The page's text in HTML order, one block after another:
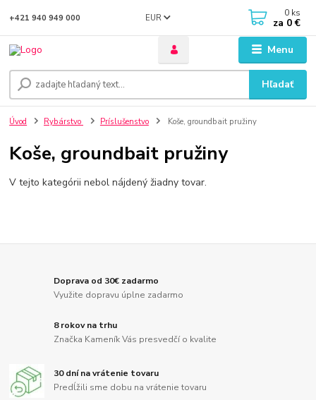
Menu
EUR
Hľadať
+421 940 949 000 0 ks
za 0 €
Úvod Rybárstvo Príslušenstvo Koše, groundbait pružiny
Koše, groundbait pružiny
V tejto kategórii nebol nájdený žiadny tovar.
Doprava od 30€ zadarmo
Využite dopravu úplne zadarmo
8 rokov na trhu
Značka Kameník Vás presvedčí o kvalite
30 dní na vrátenie tovaru
Predĺžili sme dobu na vrátenie tovaru